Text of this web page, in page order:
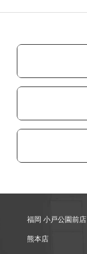
福岡 小戸公園前店
熊本店